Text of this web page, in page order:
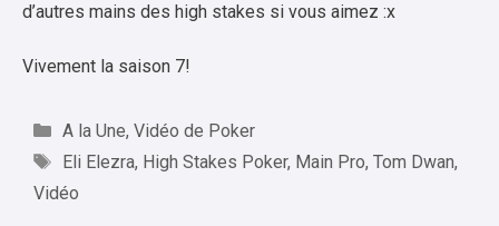
d’autres mains des high stakes si vous aimez :x
Vivement la saison 7!
Catégories
A la Une, Vidéo de Poker
Étiquettes
Eli Elezra, High Stakes Poker, Main Pro, Tom Dwan,
Vidéo